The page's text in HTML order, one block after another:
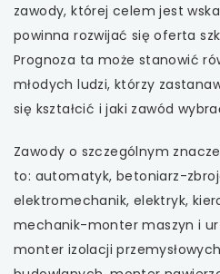
uwaga,
uwaga,
uwaga, link
uwaga, link
uwaga, link
uwaga, link
zawody, której celem jest
powinna rozwijać się oferta
Prognoza ta może stanowić
młodych ludzi, którzy
się kształcić i jaki zawód
Zawody o szczególnym
to: automatyk, betoniarz-
elektromechanik, elektryk,
mechanik-monter maszyn i
monter izolacji